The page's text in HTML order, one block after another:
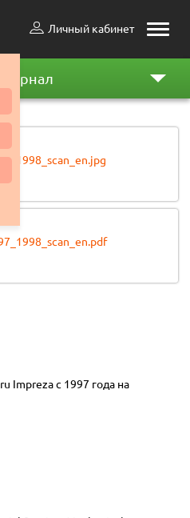
Toggle
Личный кабинет
Impreza с 1997 года на